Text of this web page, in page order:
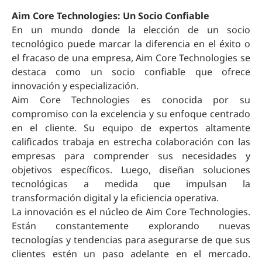
Aim Core Technologies: Un Socio Confiable
En un mundo donde la elección de un socio
tecnológico puede marcar la diferencia en el éxito o
el fracaso de una empresa, Aim Core Technologies se
destaca como un socio confiable que ofrece
innovación y especialización.
Aim Core Technologies es conocida por su
compromiso con la excelencia y su enfoque centrado
en el cliente. Su equipo de expertos altamente
calificados trabaja en estrecha colaboración con las
empresas para comprender sus necesidades y
objetivos específicos. Luego, diseñan soluciones
tecnológicas a medida que impulsan la
transformación digital y la eficiencia operativa.
La innovación es el núcleo de Aim Core Technologies.
Están constantemente explorando nuevas
tecnologías y tendencias para asegurarse de que sus
clientes estén un paso adelante en el mercado.